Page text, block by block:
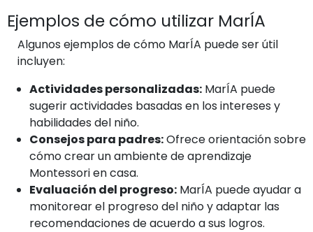
Ejemplos de cómo utilizar MarÍA
Algunos ejemplos de cómo MarÍA puede ser útil
incluyen:
Actividades personalizadas: MarÍA puede
sugerir actividades basadas en los intereses y
habilidades del niño.
Consejos para padres:Ofrece orientación sobre
cómo crear un ambiente de aprendizaje
Montessori en casa.
Evaluación del progreso: MarÍA puede ayudar a
monitorear el progreso del niño y adaptar las
recomendaciones de acuerdo a sus logros.